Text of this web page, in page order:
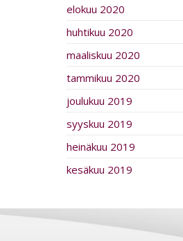
elokuu 2020
huhtikuu 2020
maaliskuu 2020
tammikuu 2020
joulukuu 2019
syyskuu 2019
heinäkuu 2019
kesäkuu 2019